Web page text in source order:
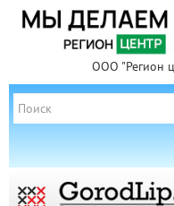
ООО "Регион